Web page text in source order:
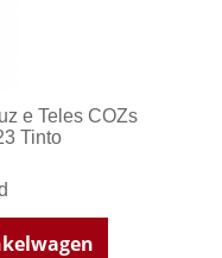
e Teles COZs
Tinto